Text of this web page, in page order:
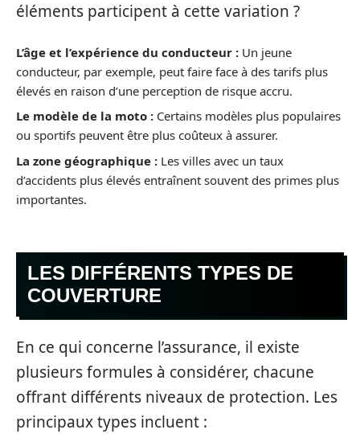
éléments participent à cette variation ?
L’âge et l’expérience du conducteur : Un jeune
conducteur, par exemple, peut faire face à des tarifs plus
élevés en raison d’une perception de risque accru.
Le modèle de la moto : Certains modèles plus populaires
ou sportifs peuvent être plus coûteux à assurer.
La zone géographique : Les villes avec un taux
d’accidents plus élevés entraînent souvent des primes plus
importantes.
LES DIFFÉRENTS TYPES DE
COUVERTURE
En ce qui concerne l’assurance, il existe
plusieurs formules à considérer, chacune
offrant différents niveaux de protection. Les
principaux types incluent :